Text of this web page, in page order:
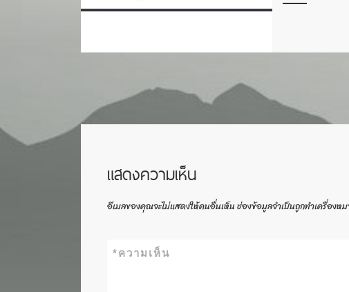
แสดงความเห็น
อีเมลของคุณจะไม่แสดงให้คนอื่นเห็นช่องข้อมูลจำเป็นถูกทำเครื่องห
ความเห็น
*